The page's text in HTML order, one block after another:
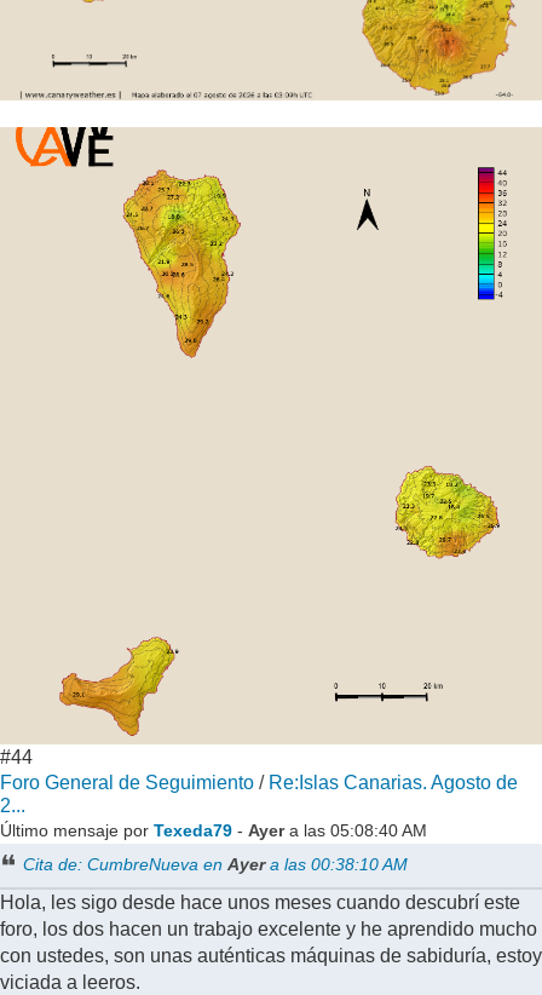
#44
Foro General de Seguimiento / Re:Islas Canarias. Agosto de
2...
Último mensaje por Texeda79 - Ayera las 05:08:40 AM
Cita de: CumbreNueva enAyera las 00:38:10 AM
Hola, les sigo desde hace unos meses cuando descubrí este
foro, los dos hacen un trabajo excelente y he aprendido mucho
con ustedes, son unas auténticas máquinas de sabiduría, estoy
viciada a leeros.